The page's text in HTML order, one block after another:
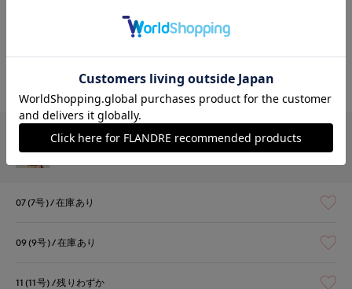
13(13号) 在庫なし
￥4,950 (税込)
07(7号) 在庫あり
09(9号) 在庫あり
11(11号) 残りわずか